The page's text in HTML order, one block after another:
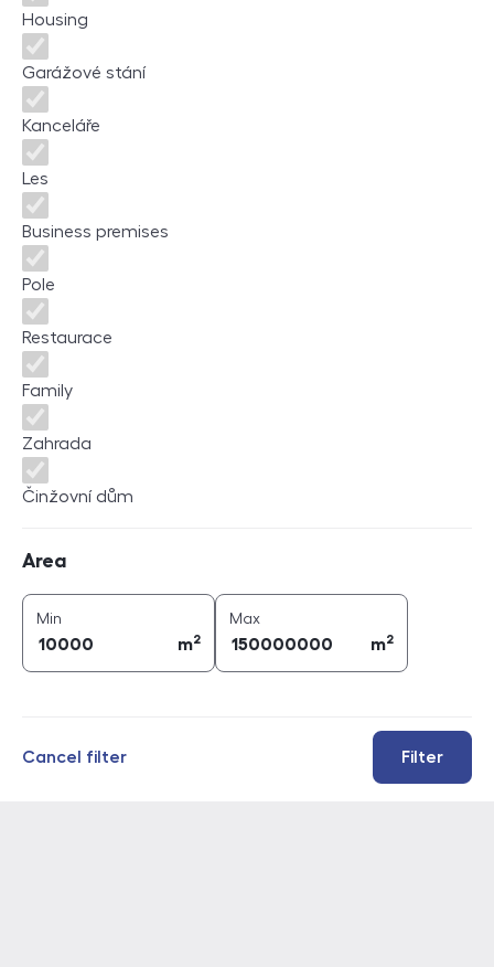
Housing
Garážové stání
Kanceláře
Les
Business premises
Pole
Restaurace
Family
Zahrada
Činžovní dům
Area
Min
m2
Maxarea (
m2
Filter
Cancel filter